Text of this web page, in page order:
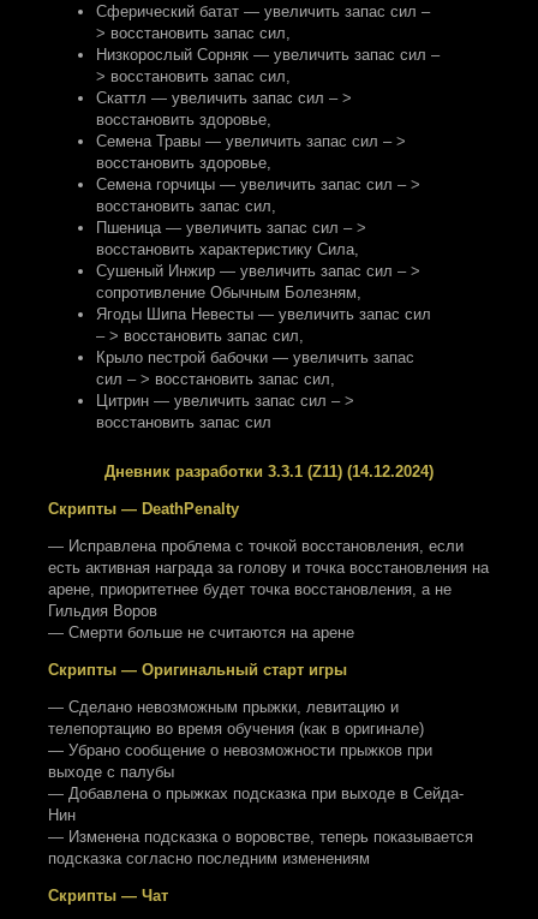
Сферический батат — увеличить запас сил –
> восстановить запас сил,
Низкорослый Сорняк — увеличить запас сил –
> восстановить запас сил,
Скаттл — увеличить запас сил – >
восстановить здоровье,
Семена Травы — увеличить запас сил – >
восстановить здоровье,
Семена горчицы — увеличить запас сил – >
восстановить запас сил,
Пшеница — увеличить запас сил – >
восстановить характеристику Сила,
Сушеный Инжир — увеличить запас сил – >
сопротивление Обычным Болезням,
Ягоды Шипа Невесты — увеличить запас сил
– > восстановить запас сил,
Крыло пестрой бабочки — увеличить запас
сил – > восстановить запас сил,
Цитрин — увеличить запас сил – >
восстановить запас сил
Дневник разработки 3.3.1 (Z11) (14.12.2024)
Скрипты — DeathPenalty
— Исправлена проблема с точкой восстановления, если
есть активная награда за голову и точка восстановления на
арене, приоритетнее будет точка восстановления, а не
Гильдия Воров
— Смерти больше не считаются на арене
Скрипты — Оригинальный старт игры
— Сделано невозможным прыжки, левитацию и
телепортацию во время обучения (как в оригинале)
— Убрано сообщение о невозможности прыжков при
выходе с палубы
— Добавлена о прыжках подсказка при выходе в Сейда-
Нин
— Изменена подсказка о воровстве, теперь показывается
подсказка согласно последним изменениям
Скрипты — Чат